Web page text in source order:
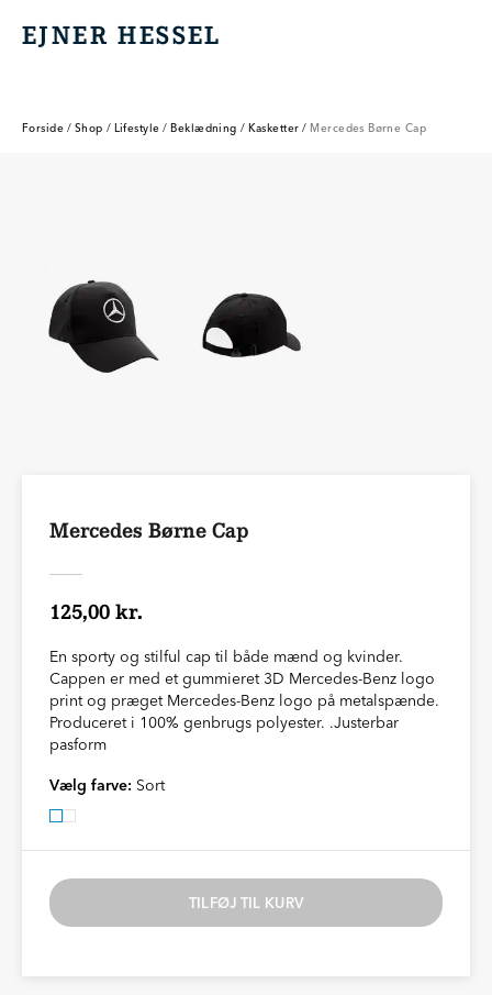
EJNER HESSEL
EJNER HESSEL
Forside / Shop / Lifestyle / Beklædning / Kasketter / Mercedes Børne Cap
Mercedes Børne Cap
125,00 kr.
En sporty og stilful cap til både mænd og kvinder.
Cappen er med et gummieret 3D Mercedes-Benz logo
print og præget Mercedes-Benz logo på metalspænde.
Produceret i 100% genbrugs polyester. .Justerbar
pasform
Vælg farve: Sort
TILFØJ TIL KURV